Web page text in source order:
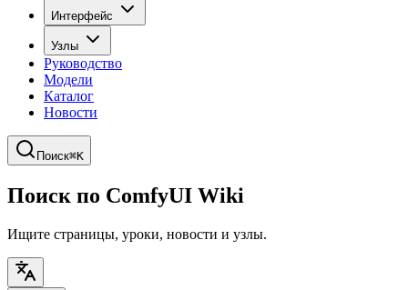
Интерфейс
Узлы
Руководство
Модели
Каталог
Новости
Поиск⌘K
Поиск по ComfyUI Wiki
Ищите страницы, уроки, новости и узлы.